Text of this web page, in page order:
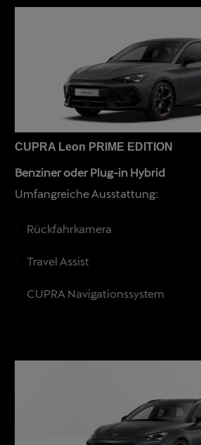
CUPRA Leon PRIME EDITION
Benziner oder Plug-in Hybrid
Umfangreiche Ausstattung:
Rückfahrkamera
Travel Assist
CUPRA Navigationssystem